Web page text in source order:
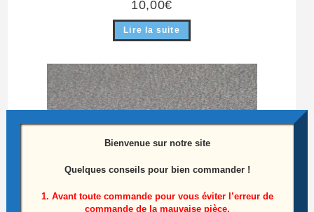
10,00€
Lire la suite
Bienvenue sur notre site
Quelques conseils pour bien commander !
1. Avant toute commande pour vous éviter l’erreur de
commande de la mauvaise pièce,